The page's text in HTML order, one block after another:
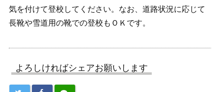
気を付けて登校してください。なお、道路状況に応じて
長靴や雪道用の靴での登校もＯＫです。
よろしければシェアお願いします